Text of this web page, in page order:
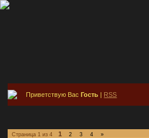
Приветствую ВасГость | RSS
Страница 1 из4 1 2 3 4 »